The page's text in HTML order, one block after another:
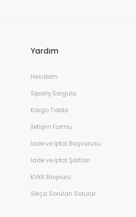
Yardım
Hesabım
Sipariş Sorgula
Kargo Takibi
İletişim Formu
İade ve İptal Başvurusu
İade ve İptal Şartları
KVKK Başvuru
Sıkça Sorulan Sorular